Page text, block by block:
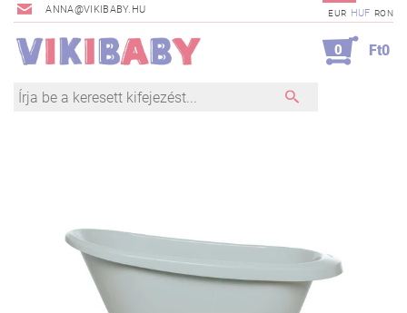
ANNA@VIKIBABY.HU EUR HUF RON
0 Ft0